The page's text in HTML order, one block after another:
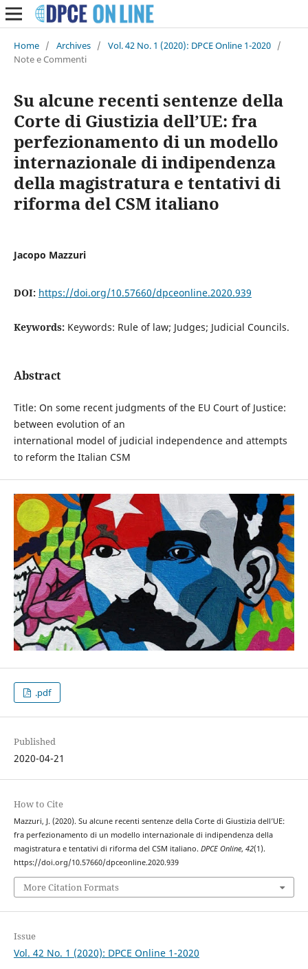
Home / Archives / Vol. 42 No. 1 (2020): DPCE Online 1-2020 /
Note e Commenti
Su alcune recenti sentenze della
Corte di Giustizia dell’UE: fra
perfezionamento di un modello
internazionale di indipendenza
della magistratura e tentativi di
riforma del CSM italiano
Jacopo Mazzuri
DOI: https://doi.org/10.57660/dpceonline.2020.939
Keywords: Keywords: Rule of law; Judges; Judicial Councils.
Abstract
Title: On some recent judgments of the EU Court of Justice:
between evolution of an
international model of judicial independence and attempts
to reform the Italian CSM
.pdf
Published
2020-04-21
How to Cite
Mazzuri, J. (2020). Su alcune recenti sentenze della Corte di Giustizia dell’UE:
fra perfezionamento di un modello internazionale di indipendenza della
magistratura e tentativi di riforma del CSM italiano. DPCE Online, 42(1).
https://doi.org/10.57660/dpceonline.2020.939
More Citation Formats
Issue
Vol. 42 No. 1 (2020): DPCE Online 1-2020